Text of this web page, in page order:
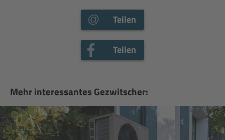
Teilen
Teilen
Mehr interessantes Gezwitscher: